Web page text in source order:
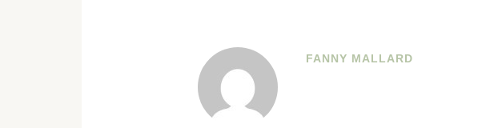
FANNY MALLARD